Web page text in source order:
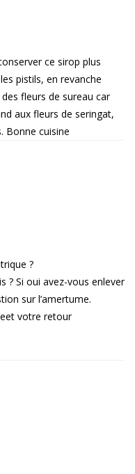
ce sirop plus
pistils, en revanche
fleurs de sureau car
aux fleurs de seringat,
Bonne cuisine
?
? Si oui avez-vous enlever
sur l’amertume.
votre retour